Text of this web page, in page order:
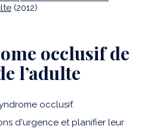
(2012)
occlusif de
l’adulte
occlusif.
d'urgence et planifier leur